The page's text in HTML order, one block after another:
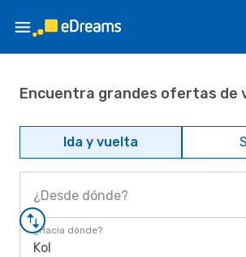
Encuentra grandes ofertas de
Ida y vuelta
¿Desde dónde?
¿Hacia dónde?
Kol